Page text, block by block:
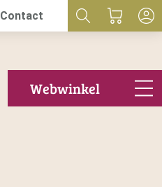
Contact
Webwinkel